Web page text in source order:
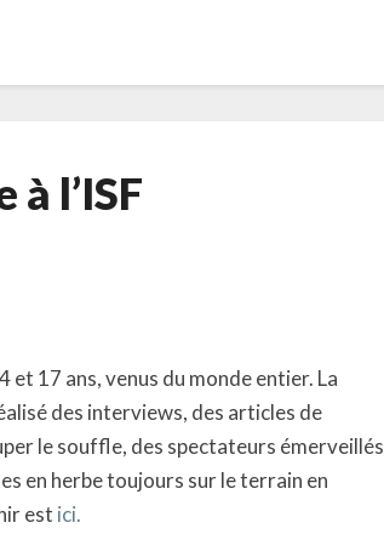
l’ISF
et 17 ans, venus du monde entier. La
des interviews, des articles de
le souffle, des spectateurs émerveillés
en herbe toujours sur le terrain en
est ici.